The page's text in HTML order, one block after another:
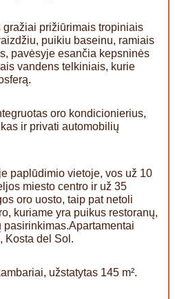
prižiūrimais tropiniais
puikiu baseinu, ramiais
pavėsyje esančia kepsninės
vandens telkiniais, kurie
oro kondicionierius,
ir privati automobilių
paplūdimio vietoje, vos už 10
miesto centro ir už 35
oro uosto, taip pat netoli
kuriame yra puikus restoranų,
Kosta del Sol.
užstatytas 145 m².